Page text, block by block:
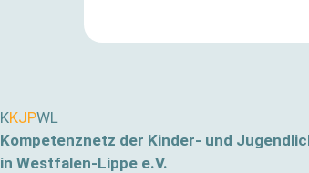
KKJPWL
Kompetenznetz der Kinder- und
in Westfalen-Lippe e.V.